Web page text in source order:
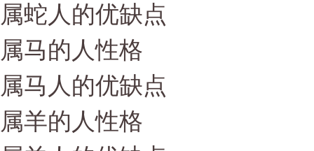
属蛇人的优缺点
属马的人性格
属马人的优缺点
属羊的人性格